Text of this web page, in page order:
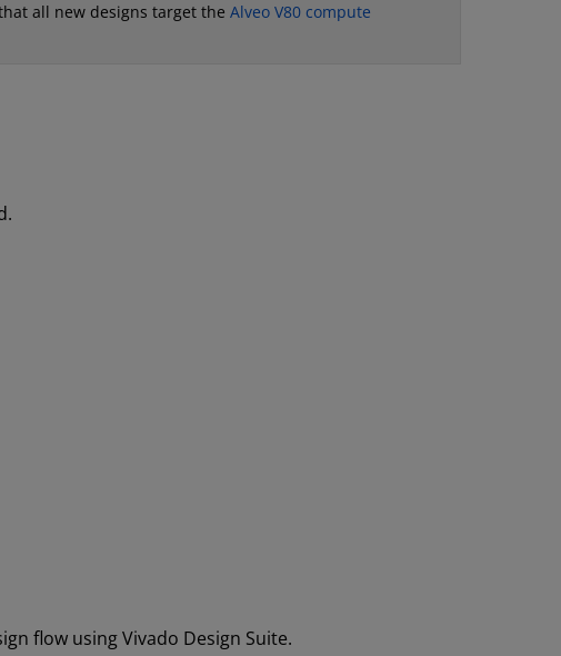
all new designs target the Alveo V80 compute
flow using Vivado Design Suite.